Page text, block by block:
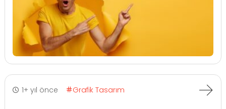
1+ yıl önce Grafik Tasarım